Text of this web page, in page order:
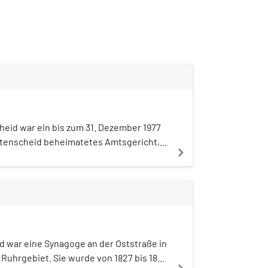
war ein bis zum 31. Dezember 1977
beheimatetes Amtsgericht,
Bochum. Das Gebäude wurde
vom 22. August 1878
gehörte das Amtsgericht
Essen, danach zum Bezirk
Landgerichts Bochum.
navigate_next
war eine Synagoge an der Oststraße in
Sie wurde von 1827 bis 1829